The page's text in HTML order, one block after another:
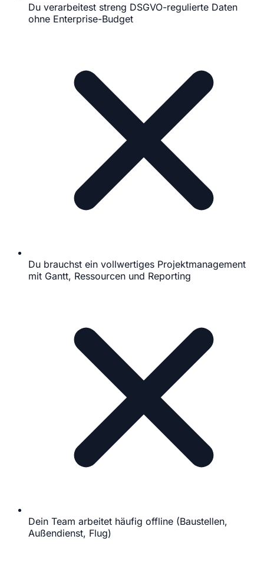
Du verarbeitest streng DSGVO-regulierte Daten
ohne Enterprise-Budget
Du brauchst ein vollwertiges Projektmanagement
mit Gantt, Ressourcen und Reporting
Dein Team arbeitet häufig offline (Baustellen,
Außendienst, Flug)